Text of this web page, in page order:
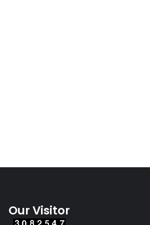
Our Visitor